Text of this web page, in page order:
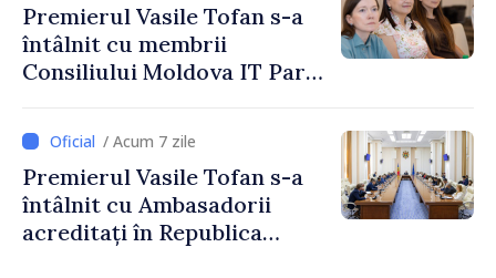
Premierul Vasile Tofan s-a
întâlnit cu membrii
Consiliului Moldova IT Park:
industriei IT”
/ Acum 7 zile
Premierul Vasile Tofan s-a
întâlnit cu Ambasadorii
acreditați în Republica